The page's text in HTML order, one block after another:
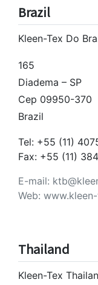
Brazil
Kleen-Tex Do
165
Diadema – SP
Cep 09950-370
Brazil
Tel: +55 (11)
Fax: +55 (11)
E-mail:
Web:
Thailand
Kleen-Tex